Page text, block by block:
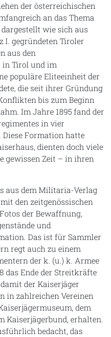
der österreichischen
an das Thema
wie sich aus
I. gegründeten Tiroler
aus den
in Tirol und im
populäre Eliteeinheit der
die seit ihrer Gründung
bis zum Beginn
Im Jahre 1895 fand der
in vier
Formation hatte
dienten doch viele
gewissen Zeit – in ihren
aus dem Militaria-Verlag
den zeitgenössischen
der Bewaffnung,
und
Das ist für Sammler
regt auch zu einem
der k. (u.) k. Armee
das Ende der Streitkräfte
der Kaiserjäger
in zahlreichen Vereinen
dem
Kaiserjägerbund, erhalten.
bedacht, das